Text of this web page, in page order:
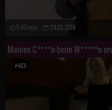
5:03 min. 24.02.2018
Meinen C****n beim W*****n